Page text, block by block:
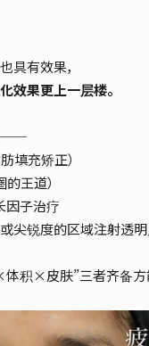
具有效果，
效果更上一层楼。
──
填充矫正）
王道）
因子治疗
尖锐度的区域注射透
积×皮肤”三者齐备方